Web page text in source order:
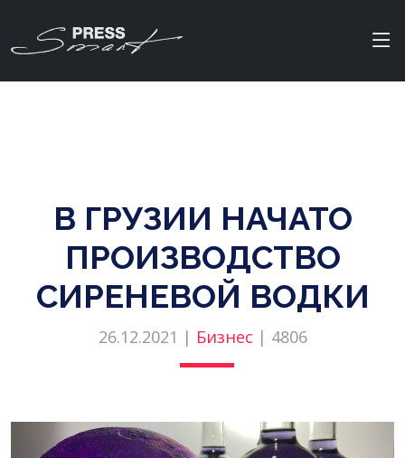
В ГРУЗИИ НАЧАТО
ПРОИЗВОДСТВО
СИРЕНЕВОЙ ВОДКИ
26.12.2021 | Бизнес | 4806